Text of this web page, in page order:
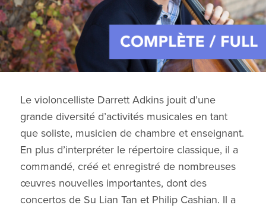
Le violoncelliste Darrett Adkins jouit d’une
grande diversité d’activités musicales en tant
que soliste, musicien de chambre et enseignant.
En plus d’interpréter le répertoire classique, il a
commandé, créé et enregistré de nombreuses
œuvres nouvelles importantes, dont des
concertos de Su Lian Tan et Philip Cashian. Il a